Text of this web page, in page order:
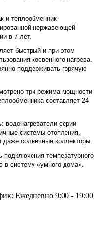
и теплообменник
нержавеющей
в 7 лет.
быстрый и при этом
косвенного нагрева.
поддерживать горячую
три режима мощности
составляет 24
водонагреватели серии
системы отопления,
даже солнечные коллекторы.
подключения температурного
в систему «умного дома».
Ежедневно 9:00 - 19:00